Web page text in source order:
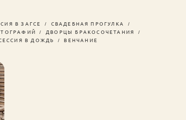
В ЗАГСЕ
СВАДЕБНАЯ ПРОГУЛКА
ДВОРЦЫ БРАКОСОЧЕТАНИЯ
В ДОЖДЬ ВЕНЧАНИЕ